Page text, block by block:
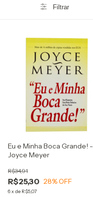
Filtrar
Eu e Minha Boca Grande! -
Joyce Meyer
R$25,30
R$34,91
28% OFF
6x de R$5,07